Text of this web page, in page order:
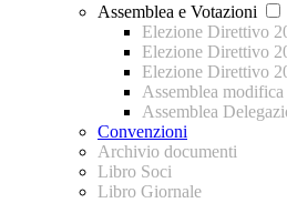
Assemblea e Votazioni
Elezione Direttivo
Elezione Direttivo
Elezione Direttivo
Assemblea
Assemblea
Convenzioni
Archivio documenti
Libro Soci
Libro Giornale